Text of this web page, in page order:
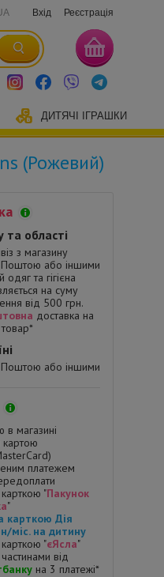
Вхід Реєстрація
ДИТЯЧІ ІГРАШКИ
(Рожевий)
та області
з магазину
або іншими
одяг та гігієна
на суму
від 500 грн.
доставка на
або іншими
в магазині
платежем
"Пакунок
"
карткою Дія
міс. на дитину
"єЯсла"
від
на 3 платежі*